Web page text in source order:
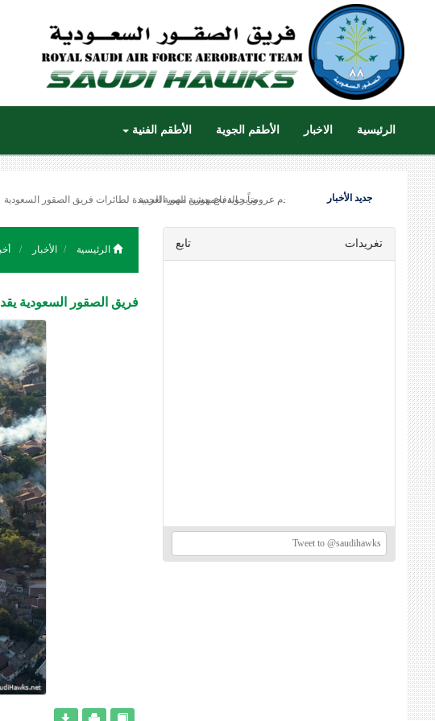
الرئيسية الاخبار الأطقم الجوية الأطقم الفنية
جديد الأخبار
فريق الصقور السعودية يقدم عروضاً جوية بجمهورية مصر العربية
تغريدات تابع
Tweet to @saudihawks
الرئيسية الأخبار
فريق الصقور السعودية